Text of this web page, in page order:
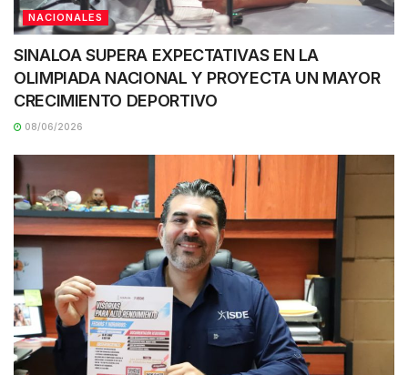
NACIONALES
SINALOA SUPERA EXPECTATIVAS EN LA
OLIMPIADA NACIONAL Y PROYECTA UN MAYOR
CRECIMIENTO DEPORTIVO
08/06/2026